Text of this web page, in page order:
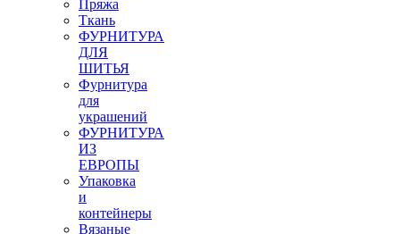
Пряжа
Ткань
ФУРНИТУРА
ДЛЯ
ШИТЬЯ
Фурнитура
для
украшений
ФУРНИТУРА
ИЗ
ЕВРОПЫ
Упаковка
и
контейнеры
Вязаные